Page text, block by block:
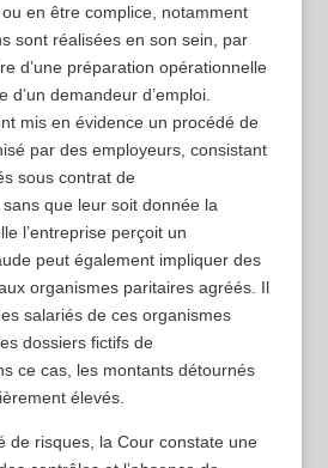
en être complice, notamment
sont réalisées en son sein, par
d’une préparation opérationnelle
d’un demandeur d’emploi.
mis en évidence un procédé de
par des employeurs, consistant
sous contrat de
que leur soit donnée la
l’entreprise perçoit un
peut également impliquer des
organismes paritaires agréés. Il
salariés de ces organismes
dossiers fictifs de
ce cas, les montants détournés
élevés.
de risques, la Cour constate une